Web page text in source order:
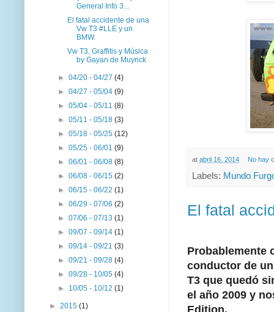
at abril 16, 2014 No hay
Labels: Mundo
El fatal
Probablemente
conductor de
T3 que quedó
el año 2009 y
General Info 3...
El fatal accidente de una
Vw T3 #LLE y un
BMW.
Vw T3, Graffitis y Música
by Gayan de Muynck
►04/20 - 04/27(4)
►04/27 - 05/04(9)
►05/04 - 05/11(8)
►05/11 - 05/18(3)
►05/18 - 05/25(12)
►05/25 - 06/01(9)
►06/01 - 06/08(8)
►06/08 - 06/15(2)
►06/15 - 06/22(1)
►06/29 - 07/06(2)
►07/06 - 07/13(1)
►09/07 - 09/14(1)
►09/14 - 09/21(3)
►09/21 - 09/28(4)
►09/28 - 10/05(4)
► 10/05 - 10/12(1)
► 2015 (1)